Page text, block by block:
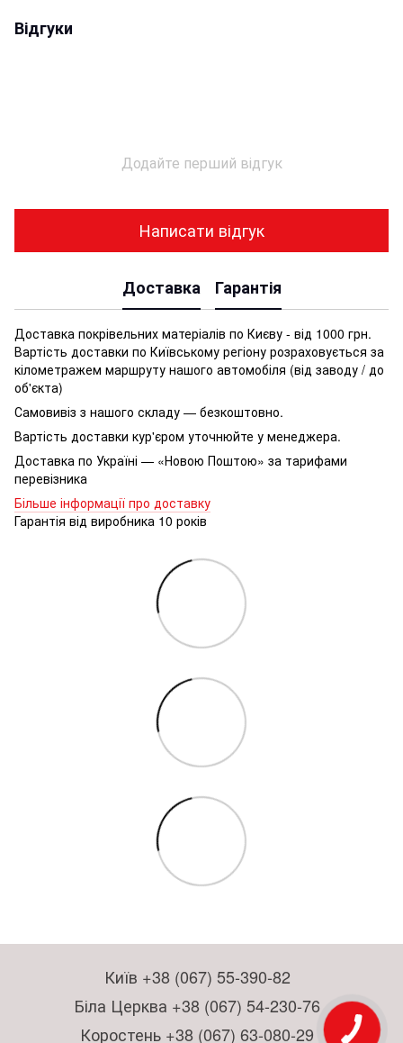
Відгуки
Додайте перший відгук
Написати відгук
Доставка Гарантія
Доставка покрівельних матеріалів по Києву - від 1000 грн.
Вартість доставки по Київському регіону розраховується за
кілометражем маршруту нашого автомобіля (від заводу / до
об'єкта)
Самовивіз з нашого складу — безкоштовно.
Вартість доставки кур'єром уточнюйте у менеджера.
Доставка по Україні — «Новою Поштою» за тарифами
перевізника
Більше інформації про доставку
Гарантія від виробника 10 років
Київ +38 (067) 55-390-82
Біла Церква +38 (067) 54-230-76
Коростень +38 (067) 63-080-29